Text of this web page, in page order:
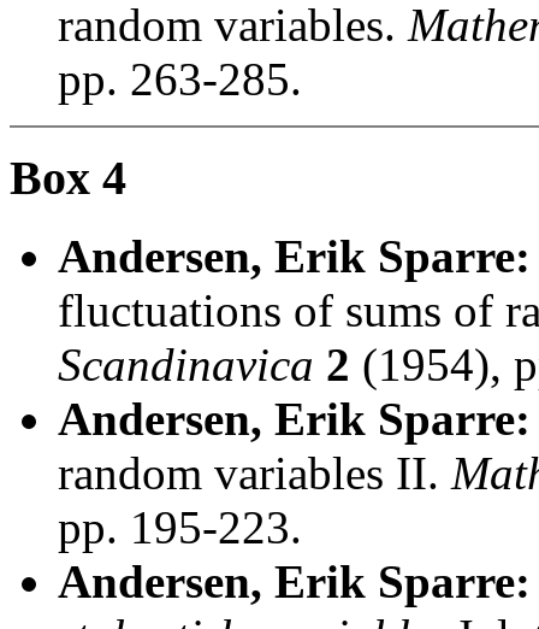
random variables.
pp. 263-285.
Box 4
Andersen, Erik Sparre:
fluctuations of sums of
Scandinavica 2 (1954),
Andersen, Erik Sparre:
random variables II.
pp. 195-223.
Andersen, Erik Sparre: